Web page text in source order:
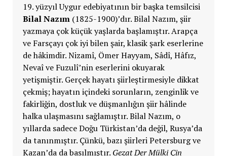
19. yüzyıl Uygur edebiyatının bir başka temsilcisi
Bilal Nazım(1825-1900)’dır. Bilal Nazım, şiir
yazmaya çok küçük yaşlarda başlamıştır. Arapça
ve Farsçayı çok iyi bilen şair, klasik şark eserlerine
de hâkimdir. Nizamî, Ömer Hayyam, Sâdî, Hâfız,
Nevaî ve Fuzulî’nin eserlerini okuyarak
yetişmiştir. Gerçek hayatı şiirleştirmesiyle dikkat
çekmiş; hayatın içindeki sorunların, zenginlik ve
fakirliğin, dostluk ve düşmanlığın şiir hâlinde
halka ulaşmasını sağlamıştır. Bilal Nazım, o
yıllarda sadece Doğu Türkistan’da değil, Rusya’da
da tanınmıştır. Çünkü, bazı şiirleri Petersburg ve
Kazan’da da basılmıştır. Gezat Der Mülki Çin